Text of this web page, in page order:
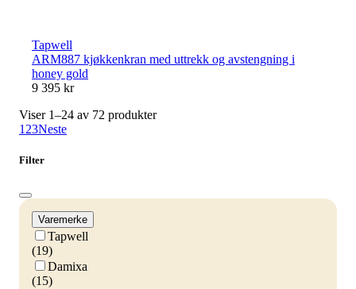
Tapwell
ARM887 kjøkkenkran med uttrekk og avstengning i
honey gold
9 395 kr
Viser 1–24 av 72 produkter
1 23Neste
Filter
Varemerke
Tapwell
(19)
Damixa
(15)